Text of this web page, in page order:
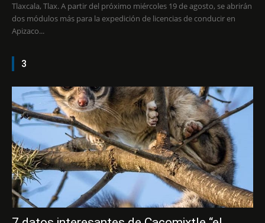
Tlaxcala, Tlax. A partir del próximo miércoles 19 de agosto, se abrirán
dos módulos más para la expedición de licencias de conducir en
Apizaco...
3